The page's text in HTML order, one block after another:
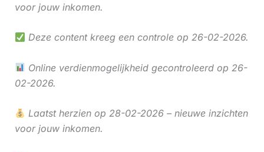
voor jouw inkomen.
Deze content kreeg een controle op 26-02-2026.
Online verdienmogelijkheid gecontroleerd op 26-
02-2026.
Laatst herzien op 28-02-2026 – nieuwe inzichten
voor jouw inkomen.